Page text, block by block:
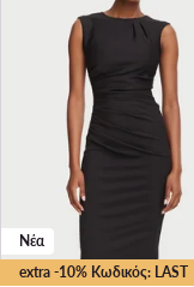
extra -10% Κωδικός: LAST
Νέα